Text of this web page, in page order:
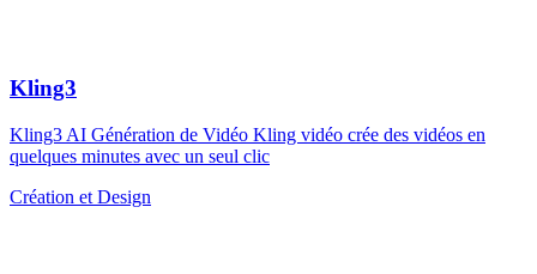
Kling3
Kling3 AI Génération de Vidéo Kling vidéo crée des vidéos en
quelques minutes avec un seul clic
Création et Design